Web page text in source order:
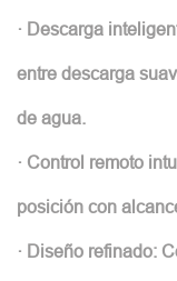
· Descarga
entre descarga
de agua.
· Control remoto
posición con
· Diseño refinado: